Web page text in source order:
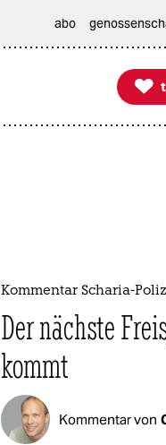
abo

taz
Kommentar Scharia-
Der nächste
kommt
Kommentar von